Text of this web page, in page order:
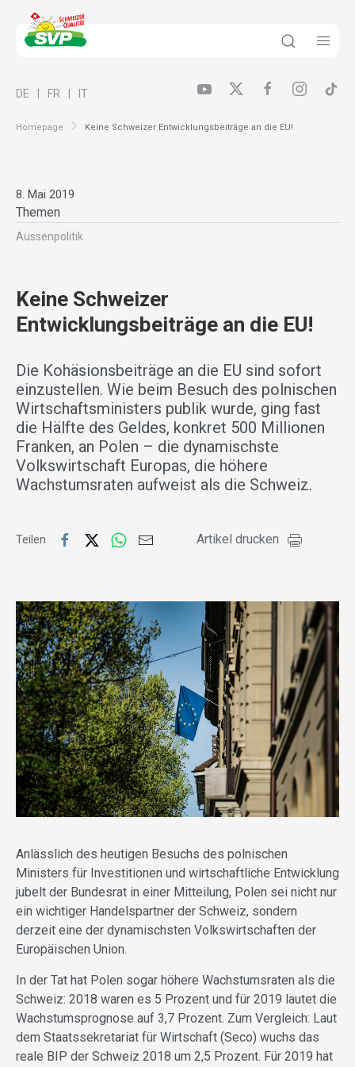
Homepage Keine Schweizer Entwicklungsbeiträge an die EU!
DE FR IT
8. Mai 2019
Themen
Aussenpolitik
Keine Schweizer
Entwicklungsbeiträge an die EU!
Die Kohäsionsbeiträge an die EU sind sofort
einzustellen. Wie beim Besuch des polnischen
Wirtschaftsministers publik wurde, ging fast
die Hälfte des Geldes, konkret 500 Millionen
Franken, an Polen – die dynamischste
Volkswirtschaft Europas, die höhere
Wachstumsraten aufweist als die Schweiz.
Teilen Artikel drucken
Anlässlich des heutigen Besuchs des polnischen
Ministers für Investitionen und wirtschaftliche Entwicklung
jubelt der Bundesrat in einer Mitteilung, Polen sei nicht nur
ein wichtiger Handelspartner der Schweiz, sondern
derzeit eine der dynamischsten Volkswirtschaften der
Europäischen Union.
In der Tat hat Polen sogar höhere Wachstumsraten als die
Schweiz: 2018 waren es 5 Prozent und für 2019 lautet die
Wachstumsprognose auf 3,7 Prozent. Zum Vergleich: Laut
dem Staatssekretariat für Wirtschaft (Seco) wuchs das
reale BIP der Schweiz 2018 um 2,5 Prozent. Für 2019 hat